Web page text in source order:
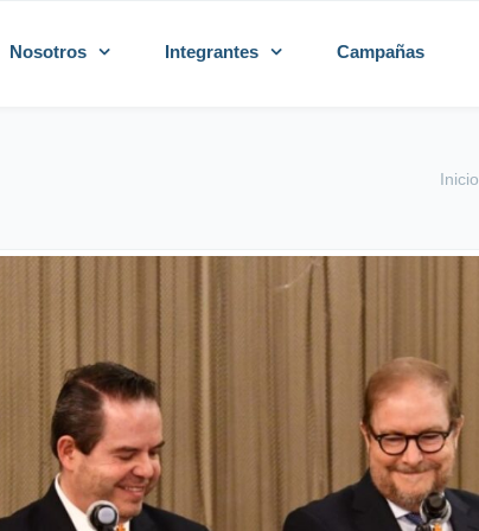
Nosotros Integrantes Campañas
Inicio